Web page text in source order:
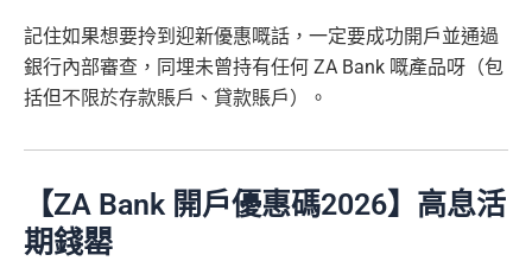
記住如果想要拎到迎新優惠嘅話，一定要成功開戶並通過
銀行內部審查，同埋未曾持有任何 ZA Bank 嘅產品呀（包
括但不限於存款賬戶、貸款賬戶）。
【ZA Bank 開戶優惠碼2026】高息活
期錢罌